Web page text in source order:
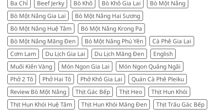
review
thực
tế
từ
người
sành
ăn
Kinh
nghiệm
chọn
đúng
nơi
ngon,
chuẩn
vị,
đáng
tiền
Ba Chỉ Beef Jerky Bò Khô Bò Khô Gia Lai
Bò Một Nắng
Bò Một Nắng Gia Lai
Bò Một Nắng Hai Sương
Bò Một Nắng Huệ Tâm
Bò Một Nắng Krong Pa
Bò Một Nắng Măng Đen
Bò Một Nắng Phú Yên
Cà Phê Gia Lai
Cơm Lam
Du Lịch Gia Lai Du Lịch Măng Đen
English
Muối Kiến Vàng
Món Ngon Gia Lai
Món Ngon Quảng Ngãi
Phở 2 Tô
Phở Hai Tô Phở Khô Gia Lai
Quán Cà Phê Pleiku
Review Bò Một Nắng
Thịt Gác Bếp Thịt Heo
Thịt Hun Khói
Thịt Hun Khói Huệ Tâm
Thịt Hun Khói Măng Đen
Thịt Trâu Gác Bếp